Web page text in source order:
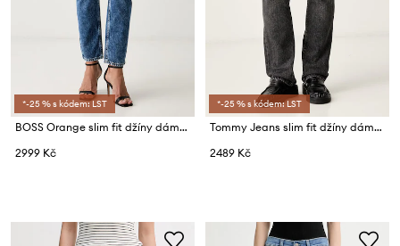
*-25 % s kódem: LST
BOSS Orange slim fit džíny dámské C_ADA SLIM HR 2.
2999 Kč
*-25 % s kódem: LST
Tommy Jeans slim fit džíny dámské
2489 Kč